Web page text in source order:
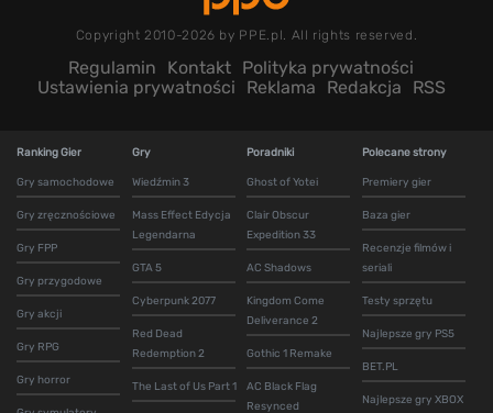
Copyright 2010-2026 by PPE.pl. All rights reserved.
Regulamin Kontakt Polityka prywatności
Ustawienia prywatności
Reklama Redakcja RSS
Ranking Gier
Gry samochodowe
Gry zręcznościowe
Gry FPP
Gry przygodowe
Gry akcji
Gry RPG
Gry horror
Gry
Wiedźmin 3
Mass Effect Edycja
Legendarna
GTA 5
Cyberpunk 2077
Red Dead
Redemption 2
The Last of Us Part 1
Poradniki
Ghost of Yotei
Clair Obscur
Expedition 33
AC Shadows
Kingdom Come
Deliverance 2
Gothic 1 Remake
AC Black Flag
Resynced
Polecane strony
Premiery gier
Baza gier
Recenzje filmów i
seriali
Testy sprzętu
Najlepsze gry PS5
BET.PL
Najlepsze gry XBOX